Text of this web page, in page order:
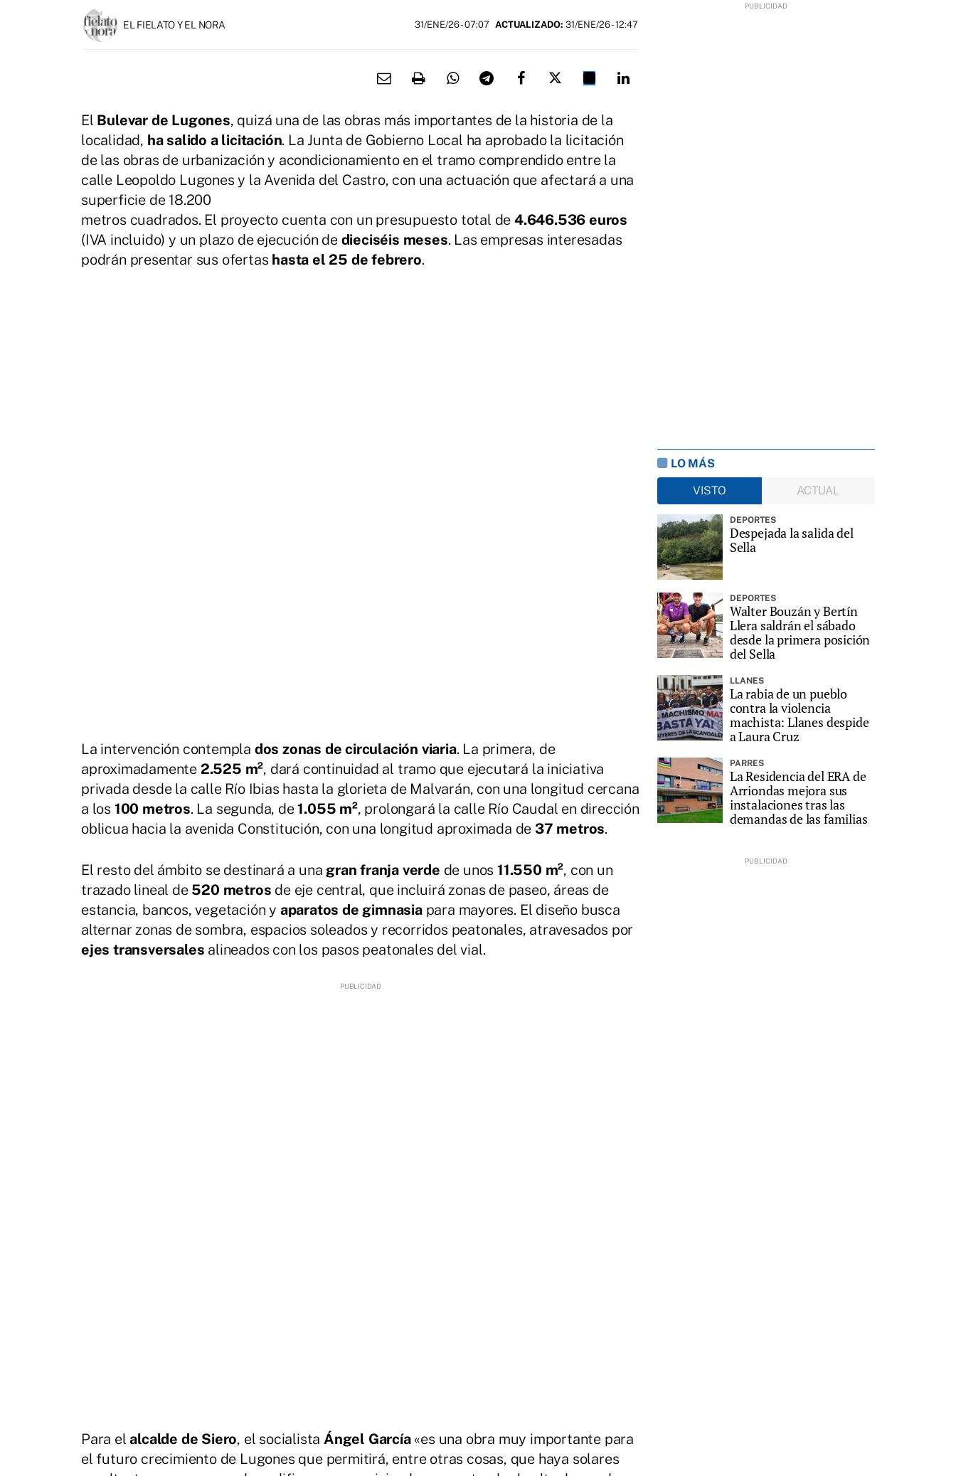
EL FIELATO Y EL NORA 31/ENE/26- 07:07 ACTUALIZADO: 31/ENE/26 - 12:47
El Bulevar de Lugones, quizá una de las obras más importantes de la historia de la
localidad, ha salido a licitación. La Junta de Gobierno Local ha aprobado la licitación
de las obras de urbanización y acondicionamiento en el tramo comprendido entre la
calle Leopoldo Lugones y la Avenida del Castro, con una actuación que afectará a una
superficie de 18.200
metros cuadrados. El proyecto cuenta con un presupuesto total de 4.646.536 euros
(IVA incluido) y un plazo de ejecución de dieciséis meses. Las empresas interesadas
podrán presentar sus ofertas hasta el 25 de febrero.
La intervención contempla dos zonas de circulación viaria. La primera, de
aproximadamente 2.525 m², dará continuidad al tramo que ejecutará la iniciativa
privada desde la calle Río Ibias hasta la glorieta de Malvarán, con una longitud cercana
a los 100 metros. La segunda, de1.055 m², prolongará la calle Río Caudal en dirección
oblicua hacia la avenida Constitución, con una longitud aproximada de 37 metros.
El resto del ámbito se destinará a una gran franja verde de unos11.550 m², con un
trazado lineal de 520 metros de eje central, que incluirá zonas de paseo, áreas de
estancia, bancos, vegetación y aparatos de gimnasiapara mayores. El diseño busca
alternar zonas de sombra, espacios soleados y recorridos peatonales, atravesados por
ejes transversales alineados con los pasos peatonales del vial.
Para elalcalde de Siero, el socialistaÁngel García«es una obra muy importante para
el futuro crecimiento de Lugones que permitirá, entre otras cosas, que haya solares
LO MÁS
VISTO
ACTUAL
DEPORTES
Despejada la salida del
Sella
DEPORTES
Walter Bouzán y Bertín
Llera saldrán el sábado
desde la primera posición
del Sella
LLANES
La rabia de un pueblo
contra la violencia
machista: Llanes despide
a Laura Cruz
PARRES
La Residencia del ERA de
Arriondas mejora sus
instalaciones tras las
demandas de las familias